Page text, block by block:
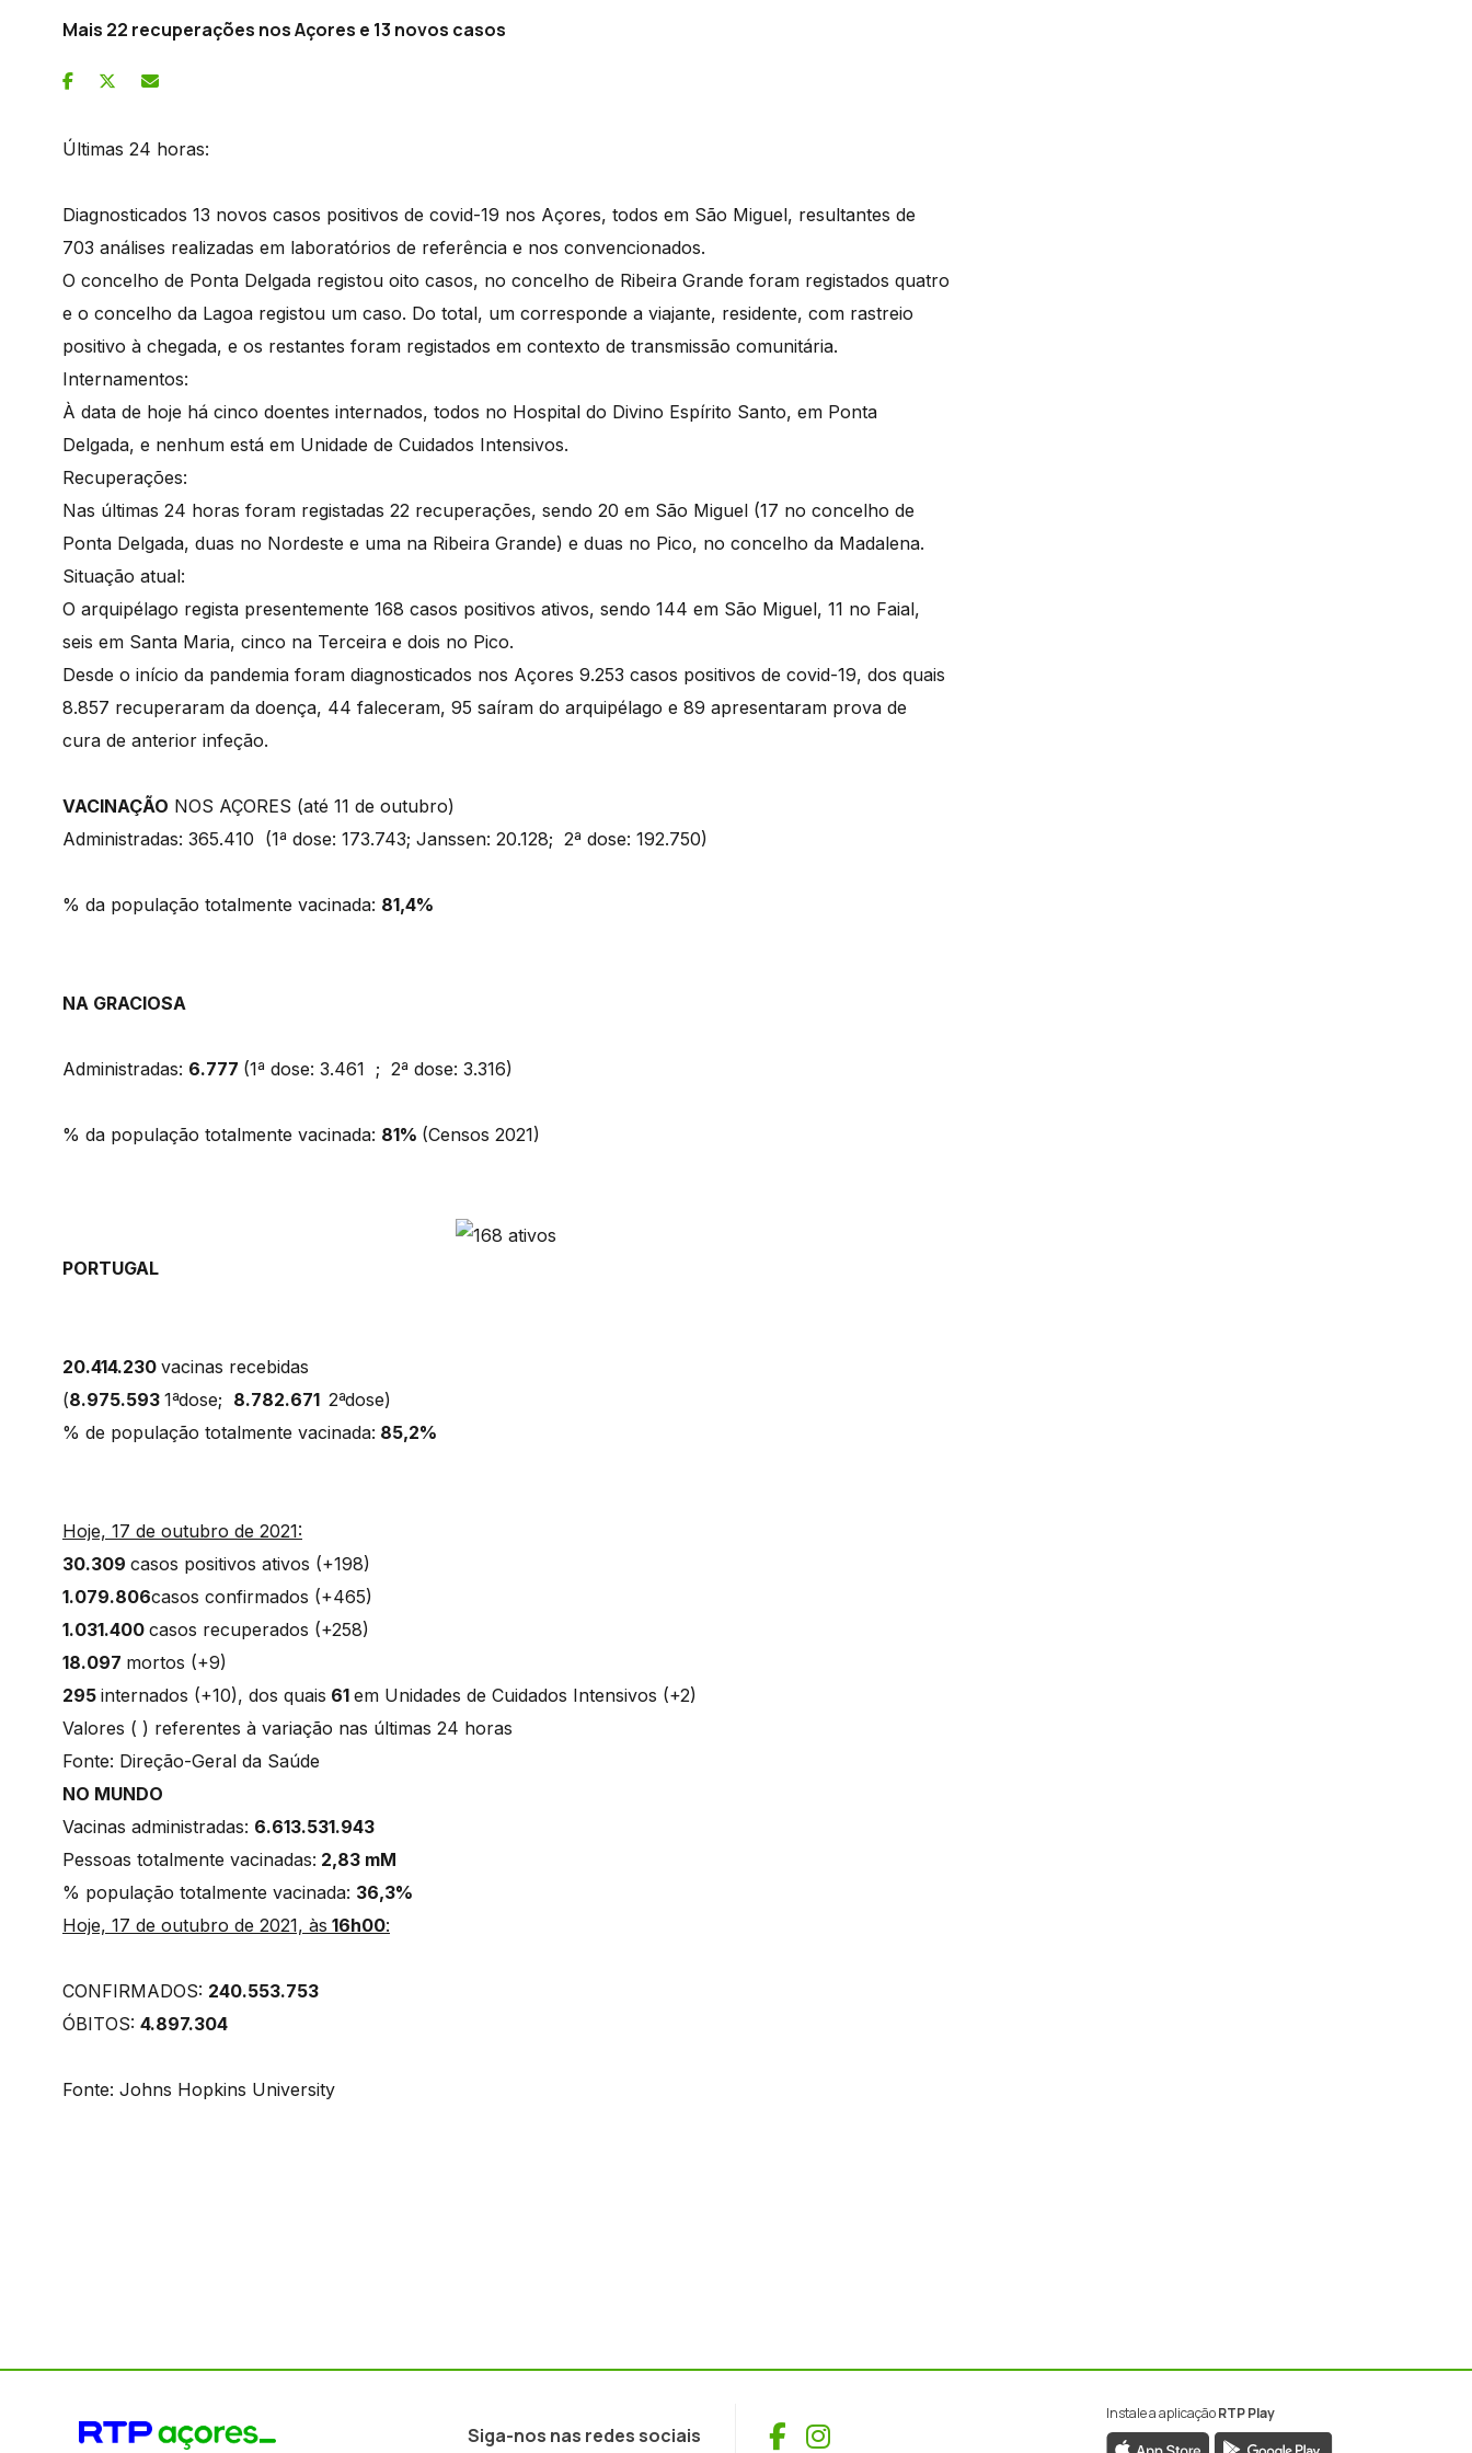
Mais 22 recuperações nos Açores e 13 novos casos
Últimas 24 horas:
Diagnosticados 13 novos casos positivos de covid-19 nos Açores, todos em São Miguel, resultantes de
703 análises realizadas em laboratórios de referência e nos convencionados.
O concelho de Ponta Delgada registou oito casos, no concelho de Ribeira Grande foram registados quatro
e o concelho da Lagoa registou um caso. Do total, um corresponde a viajante, residente, com rastreio
positivo à chegada, e os restantes foram registados em contexto de transmissão comunitária.
Internamentos:
À data de hoje há cinco doentes internados, todos no Hospital do Divino Espírito Santo, em Ponta
Delgada, e nenhum está em Unidade de Cuidados Intensivos.
Recuperações:
Nas últimas 24 horas foram registadas 22 recuperações, sendo 20 em São Miguel (17 no concelho de
Ponta Delgada, duas no Nordeste e uma na Ribeira Grande) e duas no Pico, no concelho da Madalena.
Situação atual:
O arquipélago regista presentemente 168 casos positivos ativos, sendo 144 em São Miguel, 11 no Faial,
seis em Santa Maria, cinco na Terceira e dois no Pico.
Desde o início da pandemia foram diagnosticados nos Açores 9.253 casos positivos de covid-19, dos quais
8.857 recuperaram da doença, 44 faleceram, 95 saíram do arquipélago e 89 apresentaram prova de
cura de anterior infeção.
VACINAÇÃO NOS AÇORES (até 11 de outubro)
Administradas: 365.410 (1ª dose: 173.743; Janssen: 20.128; 2ª dose: 192.750)
% da população totalmente vacinada: 81,4%
NA GRACIOSA
Administradas: 6.777 (1ª dose: 3.461 ; 2ª dose: 3.316)
% da população totalmente vacinada: 81% (Censos 2021)
PORTUGAL
20.414.230 vacinas recebidas
(8.975.593 1ªdose; 8.782.671 2ªdose)
% de população totalmente vacinada: 85,2%
Hoje, 17 de outubro de 2021:
30.309 casos positivos ativos (+198)
1.079.806casos confirmados (+465)
1.031.400 casos recuperados (+258)
18.097 mortos (+9)
295 internados (+10), dos quais 61 em Unidades de Cuidados Intensivos (+2)
Valores ( ) referentes à variação nas últimas 24 horas
Fonte: Direção-Geral da Saúde
NO MUNDO
Vacinas administradas: 6.613.531.943
Pessoas totalmente vacinadas: 2,83 mM
% população totalmente vacinada: 36,3%
Hoje, 17 de outubro de 2021, às 16h00:
CONFIRMADOS: 240.553.753
ÓBITOS: 4.897.304
Fonte: Johns Hopkins University
Siga-nos nas redes sociais Facebook
Instagram
Instale a aplicaçãoRTP Play